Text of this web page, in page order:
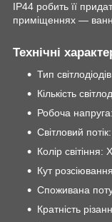
IP44 робить її
приміщеннях —
Технічні
Тип
Кількість
Робоча
Світловий
Колір
Кут
Споживана
Кратність